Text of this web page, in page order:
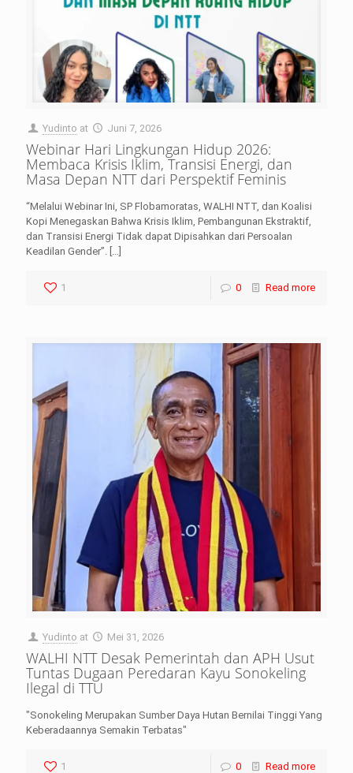
Yudinto at Juni 7, 2026
Webinar Hari Lingkungan Hidup 2026:
Membaca Krisis Iklim, Transisi Energi, dan
Masa Depan NTT dari Perspektif Feminis
“Melalui Webinar Ini, SP Flobamoratas, WALHI NTT, dan Koalisi
Kopi Menegaskan Bahwa Krisis Iklim, Pembangunan Ekstraktif,
dan Transisi Energi Tidak dapat Dipisahkan dari Persoalan
Keadilan Gender”.
1 0 Read more
Yudinto at Mei 31, 2026
WALHI NTT Desak Pemerintah dan APH Usut
Tuntas Dugaan Peredaran Kayu Sonokeling
Ilegal di TTU
"Sonokeling Merupakan Sumber Daya Hutan Bernilai Tinggi Yang
Keberadaannya Semakin Terbatas"
1 0 Read more